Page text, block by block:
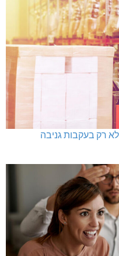
רק בעקבות גניבה